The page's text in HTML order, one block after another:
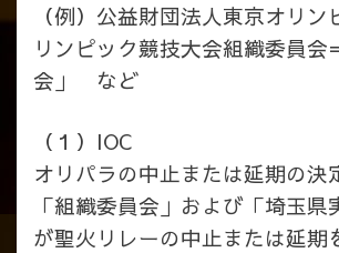
（例）公益財団法人東京オリン
リンピック競技大会組織委員会
会」 など
（１）IOC
オリパラの中止または延期の決
「組織委員会」および「埼玉県
が聖火リレーの中止または延期